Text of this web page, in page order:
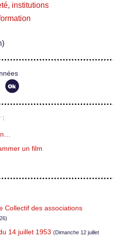
institutions
:
un film
Collectif des associations
14 juillet 1953 (Dimanche 12 juillet